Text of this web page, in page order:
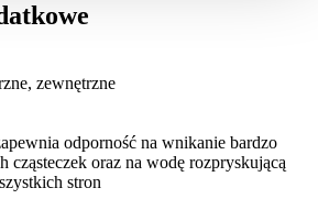
zewnętrzne
odporność na wnikanie bardzo
cząsteczek oraz na wodę rozpryskującą
stron